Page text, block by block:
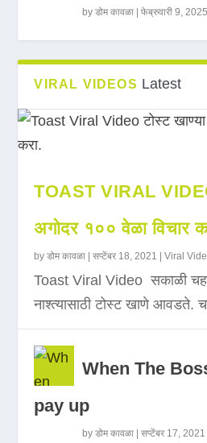
byडोम कावळा |फेब्रुवारी 9, 2025
VIRAL VIDEOS Latest
TOAST VIRAL
अगोदर १०० वेळा विचार
byडोम कावळा |सप्टेंबर 18, 2021 |Viral
Toast Viral Video सकाळी चहा
नाश्त्यासाठी टोस्ट खाणे आवडते.
When The
pay up
byडोम कावळा |सप्टेंबर 17, 2021